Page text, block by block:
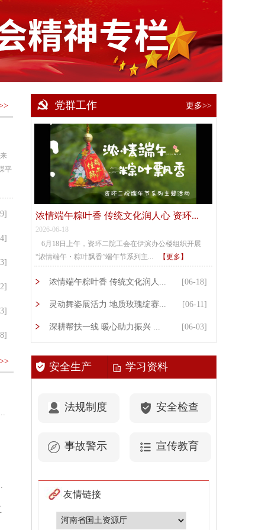
平
党群工作 更多>>
浓情端午粽叶香 传统文化润人心 资环...
2026-06-18
6月18日上午，资环二院工会在伊滨办公楼组织开展
“浓情端午・粽叶飘香”端午节系列主...
【更多】
浓情端午粽叶香 传统文化润人... [06-18]
灵动舞姿展活力 地质玫瑰绽赛... [06-11]
深耕帮扶一线 暖心助力振兴 ... [06-03]
[03-10]
[10-21]
安全生产 学习资料
法规制度 安全检查
事故警示 宣传教育
友情链接